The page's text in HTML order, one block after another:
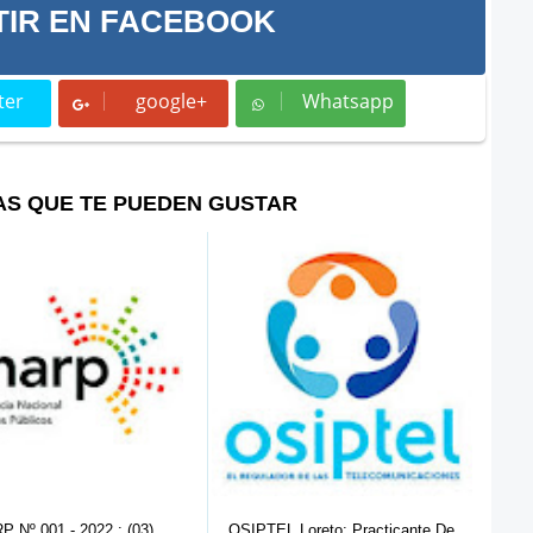
EN FACEBOOK
google+ Whatsapp
Whatsapp
QUE TE PUEDEN GUSTAR